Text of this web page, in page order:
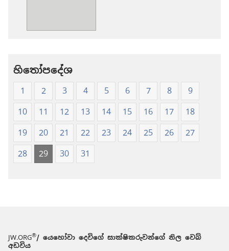
ලොව
පරිවර්තනය
(2009
සංස්කරණය)
ලොව
පරිවර්තනය
(2009
සංස්කරණය)
හිතෝපදේශ
1 2 3 4 5 6 7 8
9
10
11 12 13 14 15 16 17
18
19
20 21 22 23 24 25 26
27
28
29 30 31
JW.ORG®/ යෙහෝවා දෙවිගේ සාක්ෂිකරුවන්ගේ නිල වෙබ්
අඩවිය